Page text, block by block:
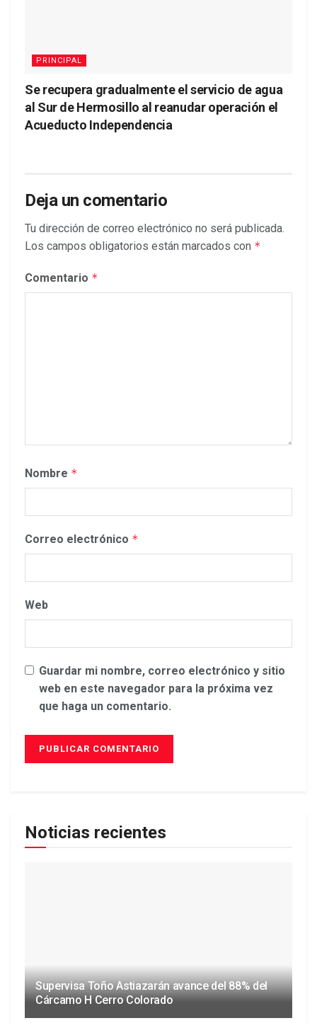
PRINCIPAL
Se recupera gradualmente el servicio de agua
al Sur de Hermosillo al reanudar operación el
Acueducto Independencia
Deja un comentario
Tu dirección de correo electrónico no será publicada.
Los campos obligatorios están marcados con *
Comentario *
Nombre *
Correo electrónico *
Web
Guardar mi nombre, correo electrónico y sitio
web en este navegador para la próxima vez
que haga un comentario.
Noticias recientes
Supervisa Toño Astiazarán avance del 88% del
Cárcamo H Cerro Colorado